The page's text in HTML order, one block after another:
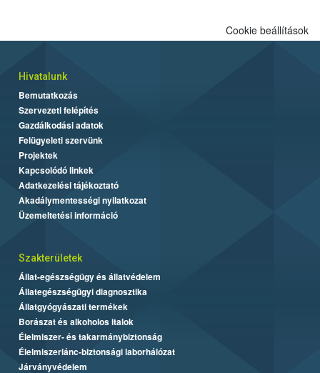
Cookie beállítások
Hivatalunk
Bemutatkozás
Szervezeti felépítés
Gazdálkodási adatok
Felügyeleti szervünk
Projektek
Kapcsolódó linkek
Adatkezelési tájékoztató
Akadálymentességi nyilatkozat
Üzemeltetési információ
Szakterületek
Állat-egészségügy és állatvédelem
Állategészségügyi diagnosztika
Állatgyógyászati termékek
Borászat és alkoholos italok
Élelmiszer- és takarmánybiztonság
Élelmiszerlánc-biztonsági laborhálózat
Járványvédelem